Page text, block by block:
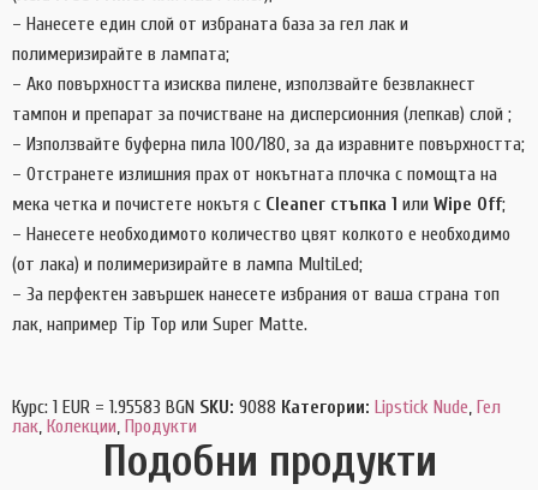
– Нанесете един слой от избраната база за гел лак и
полимеризирайте в лампата;
– Ако повърхността изисква пилене, използвайте безвлакнест
тампон и препарат за почистване на дисперсионния (лепкав) слой ;
– Използвайте буферна пила 100/180, за да изравните повърхността;
– Отстранете излишния прах от нокътната плочка с помощта на
мека четка и почистете нокътя с Cleaner стъпка 1 или Wipe Off;
– Нанесете необходимото количество цвят колкото е необходимо
(от лака) и полимеризирайте в лампа MultiLed;
– За перфектен завършек нанесете избрания от ваша страна топ
лак, например Tip Top или Super Matte.
Курс: 1 EUR = 1.95583 BGN SKU: 9088 Категории: Lipstick Nude, Гел
лак, Колекции, Продукти
Подобни продукти